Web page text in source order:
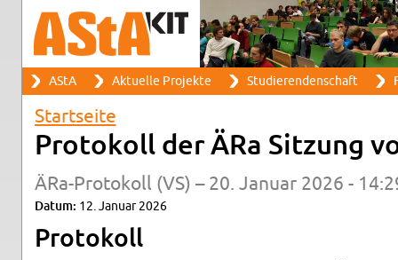
Such­for­mu­lar
Suche
Haupt­me­nü
AStA Ak­tu­el­le Pro­jek­te Stu­die­ren­den­schaft
Sie sind hier
Start­sei­te
Pro­to­koll der ÄRa Sit­zung
ÄRa-Pro­to­koll (VS) – 20. Ja­nu­ar 2026 -
Datum: 12. Ja­nu­ar 2026
Pro­to­koll